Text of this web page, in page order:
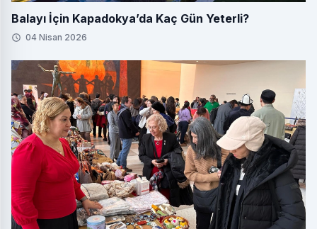
Balayı İçin Kapadokya’da Kaç Gün Yeterli?
04 Nisan 2026